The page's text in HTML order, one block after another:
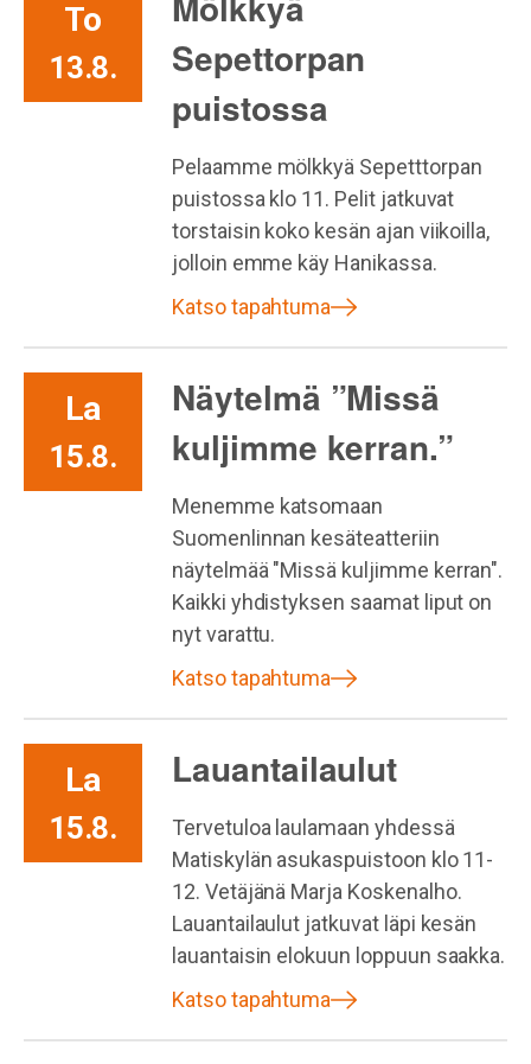
To
13.8.
Sepettorpan
puistossa
Pelaamme mölkkyä Sepetttorpan
puistossa klo 11. Pelit jatkuvat
torstaisin koko kesän ajan viikoilla,
jolloin emme käy Hanikassa.
Katso tapahtuma
La
15.8.
Näytelmä ”Missä
kuljimme kerran.”
Menemme katsomaan
Suomenlinnan kesäteatteriin
näytelmää "Missä kuljimme kerran".
Kaikki yhdistyksen saamat liput on
nyt varattu.
Katso tapahtuma
La
15.8.
Lauantailaulut
Tervetuloa laulamaan yhdessä
Matiskylän asukaspuistoon klo 11-
12. Vetäjänä Marja Koskenalho.
Lauantailaulut jatkuvat läpi kesän
lauantaisin elokuun loppuun saakka.
Katso tapahtuma